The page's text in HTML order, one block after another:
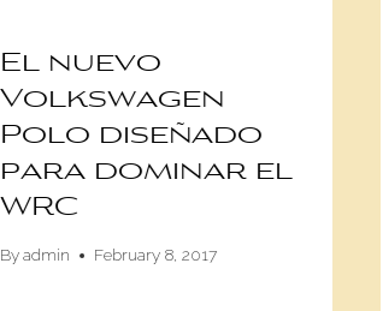
El nuevo
Volkswagen
Polo diseñado
para dominar el
WRC
By admin February 8, 2017